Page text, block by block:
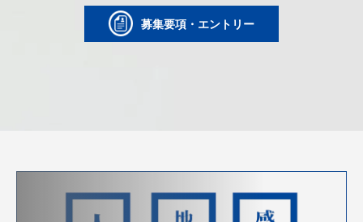
募集要項・エントリー